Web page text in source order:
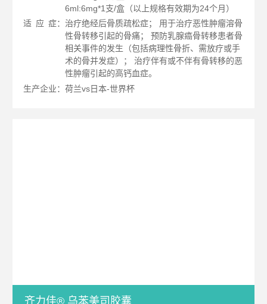
6ml:6mg*1支/盒（以上规格有效期为24个月）
适 应 症：治疗绝经后骨质疏松症； 用于治疗恶性肿瘤溶骨
性骨转移引起的骨痛； 预防乳腺癌骨转移患者骨
相关事件的发生（包括病理性骨折、需放疗或手
术的骨并发症）； 治疗伴有或不伴有骨转移的恶
性肿瘤引起的高钙血症。
生产企业：荷兰vs日本-世界杯
齐力佳® 乌苯美司胶囊